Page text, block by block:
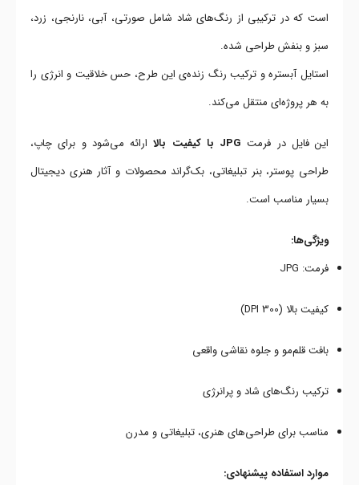
است که در ترکیبی از رنگ‌های شاد شامل صورتی، آبی، نارنجی، زرد،
سبز و بنفش طراحی شده.
استایل آبستره و ترکیب رنگ زنده‌ی این طرح، حس خلاقیت و انرژی را
به هر پروژه‌ای منتقل می‌کند.
این فایل در فرمت JPG با کیفیت بالا
ارائه می‌شود و برای چاپ،
طراحی پوستر، بنر تبلیغاتی، بک‌گراند محصولات و آثار هنری دیجیتال
بسیار مناسب است.
ویژگی‌ها:
فرمت: JPG
کیفیت بالا (300 DPI)
بافت قلم‌مو و جلوه نقاشی واقعی
ترکیب رنگ‌های شاد و پرانرژی
مناسب برای طراحی‌های هنری، تبلیغاتی و مدرن
موارد استفاده پیشنهادی: